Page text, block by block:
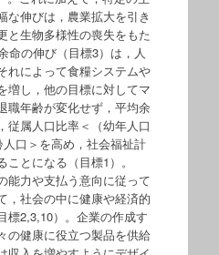
な伸びは，農業拡大を引き
と生物多様性の喪失をもた
命の伸び（目標3）は，人
れによって食糧システムや
増し，他の目標に対してマ
職年齢が変化せず，平均余
従属人口比率＜（幼年人口
口＞を高め，社会福祉計
とになる（目標1）。
能力や支払う意向に従って
，社会の中に健康や経済的
標2,3,10）。企業の作成す
の健康に役立つ製品を供給